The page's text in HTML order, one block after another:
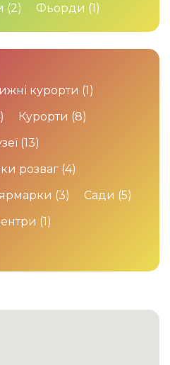
(2) Фьорди (1)
курорти (1)
Курорти (8)
(13)
розваг (4)
(3) Сади (5)
(1)